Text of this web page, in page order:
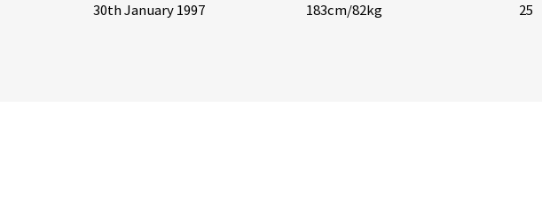
30th January 1997 183cm/82kg 25